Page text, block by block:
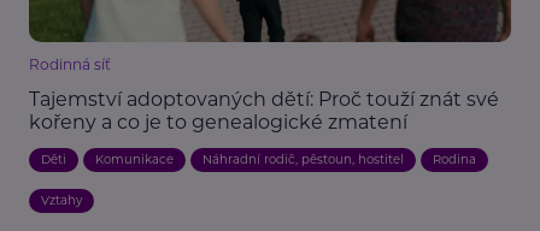
Rodinná síť
Tajemství adoptovaných dětí: Proč touží znát své
kořeny a co je to genealogické zmatení
Děti Komunikace Náhradní rodič, pěstoun, hostitel Rodina
Vztahy